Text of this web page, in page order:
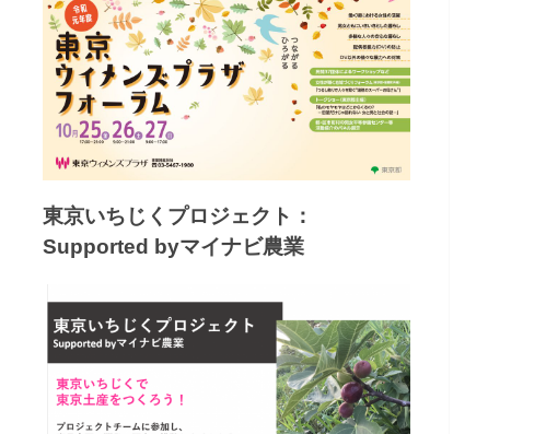
東京いちじくプロジェクト：
Supported byマイナビ農業